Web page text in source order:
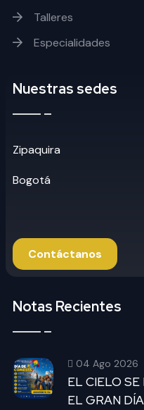
Talleres
Especialidades
Nuestras sedes
Zipaquira
Bogotá
Contáctanos
Notas Recientes
04 Ago 2026
EL CIELO
EL GRAN